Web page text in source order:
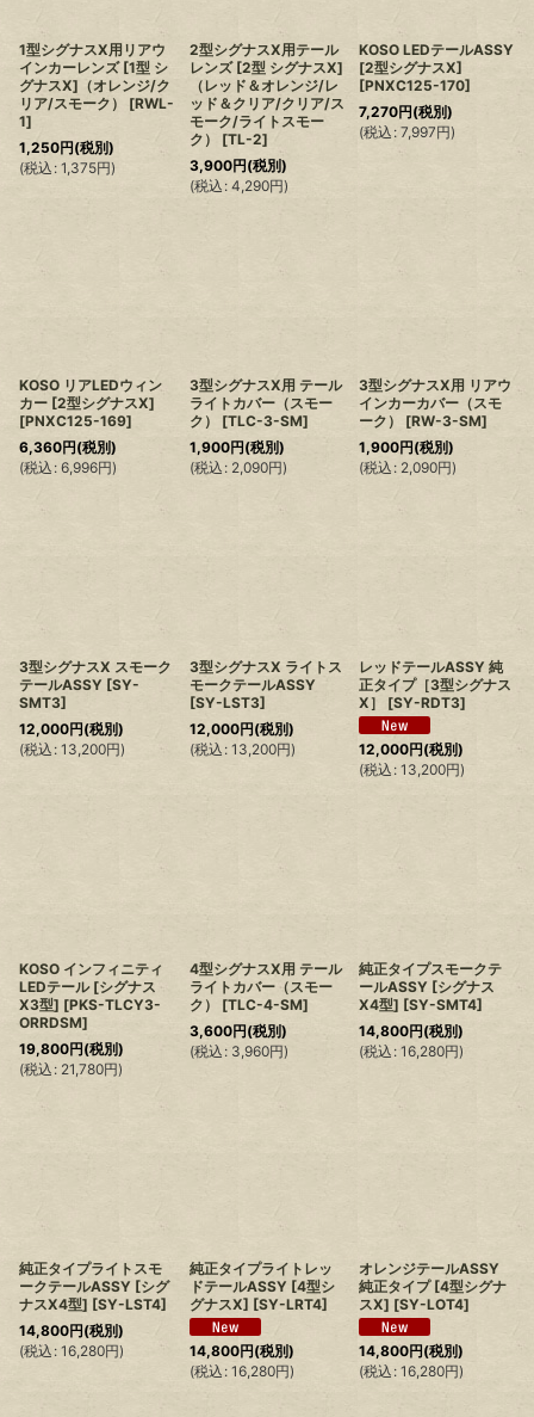
1型シグナスX用リアウ
インカーレンズ [1型 シ
グナスX]（オレンジ/ク
リア/スモーク）
[RWL-
1]
1,250円(税別)
(税込 : 1,375円)
2型シグナスX用テール
レンズ [2型 シグナスX]
（レッド＆オレンジ/レ
ッド＆クリア/クリア/ス
モーク/ライトスモー
ク）
[TL-2]
3,900円(税別)
(税込 : 4,290円)
KOSO LEDテールASSY
[2型シグナスX]
[PNXC125-170]
7,270円(税別)
(税込 : 7,997円)
KOSO リアLEDウィン
カー [2型シグナスX]
[PNXC125-169]
6,360円(税別)
(税込 : 6,996円)
3型シグナスX用 テール
ライトカバー（スモー
ク）
[TLC-3-SM]
1,900円(税別)
(税込 : 2,090円)
3型シグナスX用 リアウ
インカーカバー（スモ
ーク）
[RW-3-SM]
1,900円(税別)
(税込 : 2,090円)
3型シグナスX スモーク
テールASSY [SY-
SMT3]
12,000円(税別)
(税込 : 13,200円)
3型シグナスX ライトス
モークテールASSY
[SY-LST3]
12,000円(税別)
(税込 : 13,200円)
レッドテールASSY 純
正タイプ［3型シグナス
X］
[SY-RDT3]
12,000円(税別)
(税込 : 13,200円)
KOSO インフィニティ
LEDテール [シグナス
X3型] [PKS-TLCY3-
ORRDSM]
19,800円(税別)
(税込 : 21,780円)
4型シグナスX用 テール
ライトカバー（スモー
ク）
[TLC-4-SM]
3,600円(税別)
(税込 : 3,960円)
純正タイプスモークテ
ールASSY [シグナス
X4型] [SY-SMT4]
14,800円(税別)
(税込 : 16,280円)
純正タイプライトスモ
ークテールASSY [シグ
ナスX4型] [SY-LST4]
14,800円(税別)
(税込 : 16,280円)
純正タイプライトレッ
ドテールASSY [4型シ
グナスX] [SY-LRT4]
14,800円(税別)
(税込 : 16,280円)
オレンジテールASSY
純正タイプ [4型シグナ
スX] [SY-LOT4]
14,800円(税別)
(税込 : 16,280円)